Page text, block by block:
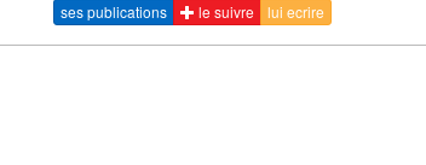
ses publications le suivre lui ecrire